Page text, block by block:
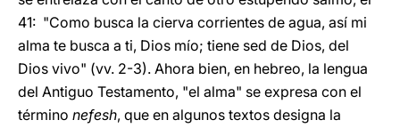
41: "Como busca la cierva corrientes de agua, así mi
alma te busca a ti, Dios mío; tiene sed de Dios, del
Dios vivo" (vv. 2-3). Ahora bien, en hebreo, la lengua
del Antiguo Testamento, "el alma" se expresa con el
término nefesh, que en algunos textos designa la